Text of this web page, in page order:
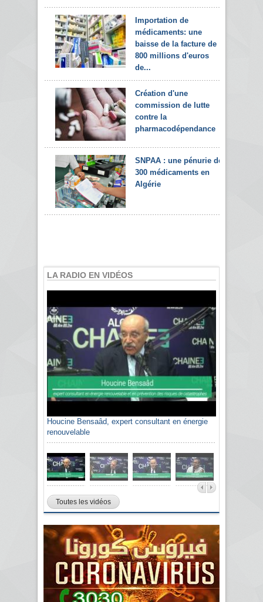
Importation de
médicaments: une
baisse de la facture de
800 millions d'euros
de...
Création d'une
commission de lutte
contre la
pharmacodépendance
SNPAA : une pénurie de
300 médicaments en
Algérie
LA RADIO EN VIDÉOS
Houcine Bensaâd, expert consultant en énergie
renouvelable
Toutes les vidéos